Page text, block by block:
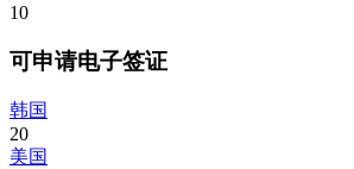
10
可申请电子签证
韩国
20
美国